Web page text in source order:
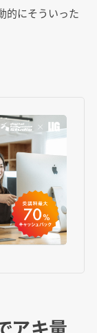
的にそういった